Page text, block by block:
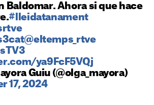
Baldomar. Ahora si que hace
#lleidatanament
@eltemps_rtve
ya9FcF5VQj
Guiu (@olga_mayora)
17, 2024